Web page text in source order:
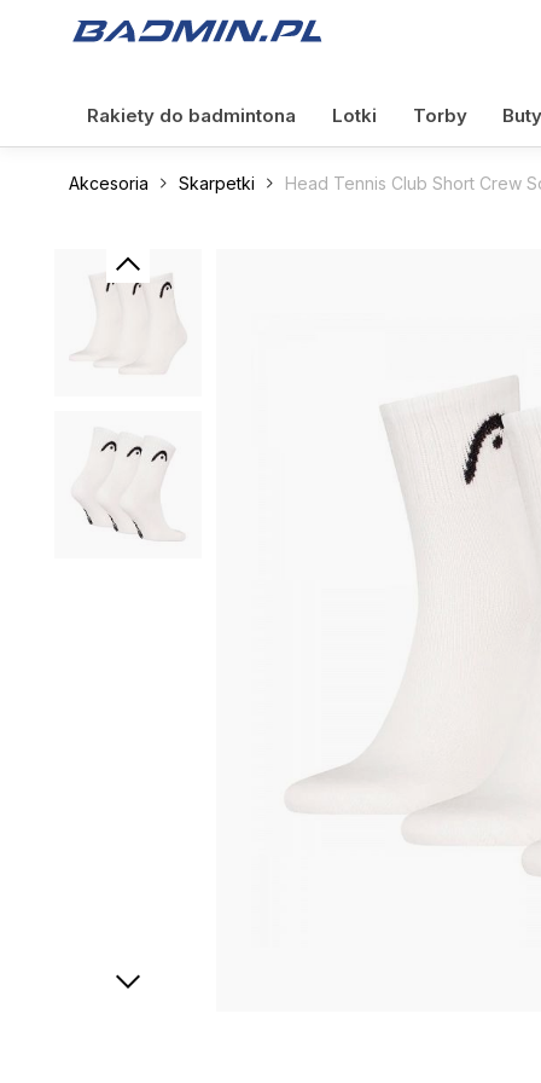
Rakiety do badmintona Lotki Torby
Akcesoria Skarpetki Head Tennis Club Short Crew